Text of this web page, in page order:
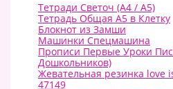
Тетради Светоч (A4 / А5)
Тетрадь Общая А5 в Клетку
Блокнот из Замши
Машинки Спецмашина
Прописи Первые Уроки
Дошкольников)
Жевательная резинка love
47149